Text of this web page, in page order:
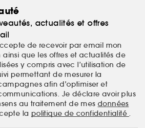
actualités et offres
de recevoir par email mon
que les offres et actualités de
y compris avec l’utilisation de
permettant de mesurer la
afin d'optimiser et
Je déclare avoir plus
au traitement de mes données
la politique de confidentialité .